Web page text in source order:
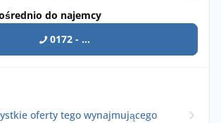
do najemcy
0172 - ...
oferty tego wynajmującego